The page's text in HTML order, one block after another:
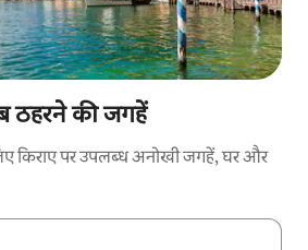
ठहरने की जगहें
किराए पर उपलब्ध अनोखी जगहें, घर और